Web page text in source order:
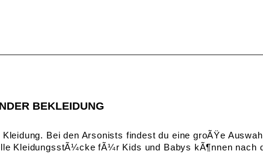
BEKLEIDUNG
Bei den Arsonists findest du eine groÃŸe
KleidungsstÃ¼cke fÃ¼r Kids und Babys kÃ¶nnen nach